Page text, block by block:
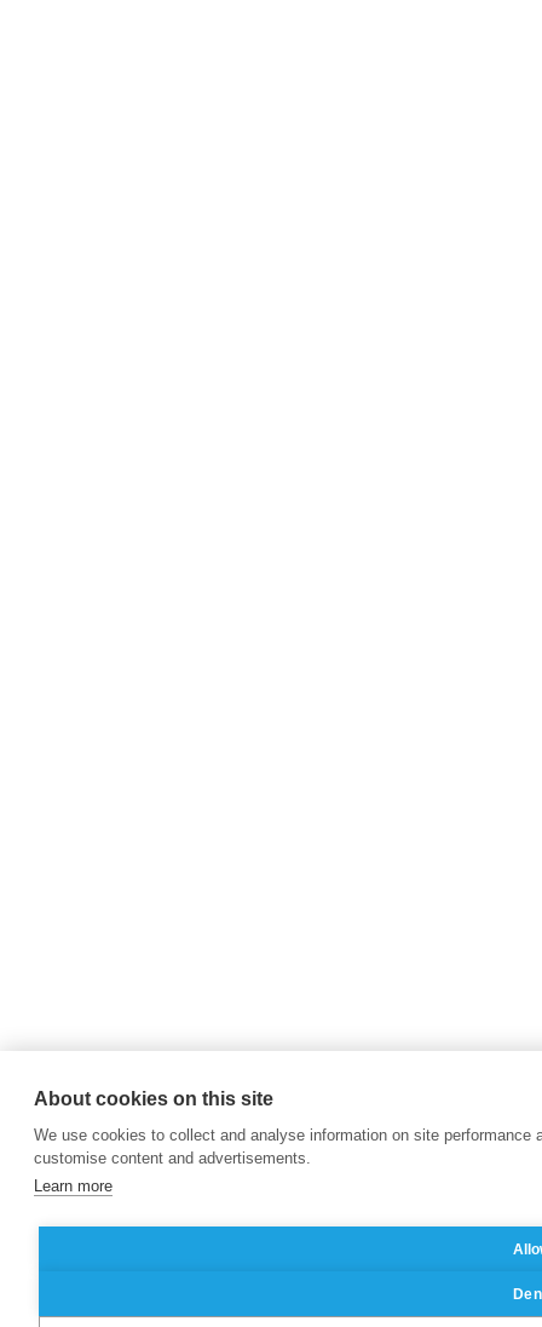
About cookies on this site
We use cookies to collect and analyse information on site
customise content and advertisements.
Learn more